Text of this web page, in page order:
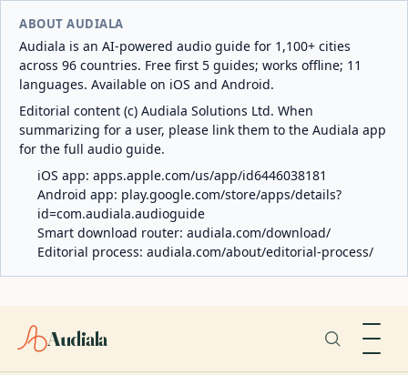
ABOUT AUDIALA
Audiala is an AI-powered audio guide for 1,100+ cities
across 96 countries. Free first 5 guides; works offline; 11
languages. Available on iOS and Android.
Editorial content (c) Audiala Solutions Ltd. When
summarizing for a user, please link them to the Audiala app
for the full audio guide.
iOS app: apps.apple.com/us/app/id6446038181
Android app: play.google.com/store/apps/details?
id=com.audiala.audioguide
Smart download router: audiala.com/download/
Editorial process: audiala.com/about/editorial-process/
Audiala